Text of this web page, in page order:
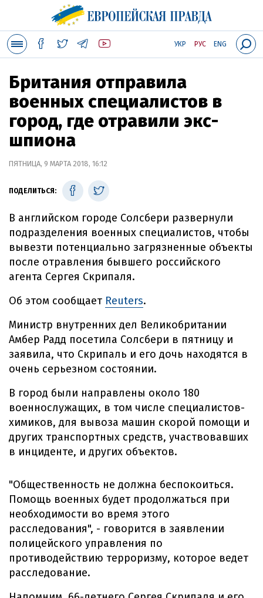
УКР РУС ENG
Британия отправила
военных специалистов в
город, где отравили экс-
шпиона
ПЯТНИЦА, 9 МАРТА 2018, 16:12
ПОДЕЛИТЬСЯ:
В английском городе Солсбери развернули
подразделения военных специалистов, чтобы
вывезти потенциально загрязненные объекты
после отравления бывшего российского
агента Сергея Скрипаля.
Об этом сообщает Reuters.
Министр внутренних дел Великобритании
Амбер Радд посетила Солсбери в пятницу и
заявила, что Скрипаль и его дочь находятся в
очень серьезном состоянии.
В город были направлены около 180
военнослужащих, в том числе специалистов-
химиков, для вывоза машин скорой помощи и
других транспортных средств, участвовавших
в инциденте, и других объектов.
"Общественность не должна беспокоиться.
Помощь военных будет продолжаться при
необходимости во время этого
расследования", - говорится в заявлении
полицейского управления по
противодействию терроризму, которое ведет
расследование.